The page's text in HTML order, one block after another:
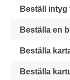
Beställ
Beställa en
Beställa
Beställa